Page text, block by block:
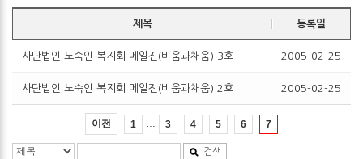
제목 등록일
사단법인 노숙인 복지회 메일진(비움과채움) 3호 2005-02-25
사단법인 노숙인 복지회 메일진(비움과채움) 2호 2005-02-25
이전 1 3 4 5 6 7
검색